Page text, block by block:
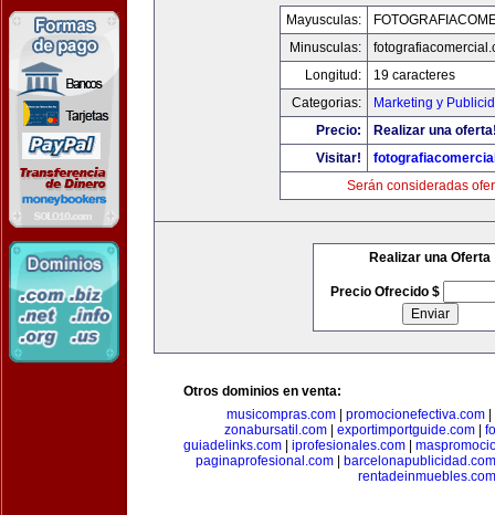
Mayusculas:
Minusculas:
Longitud:
19 caracteres
Categorias:
Marketing y
Precio:
Realizar una
Visitar!
Serán consideradas
Realizar una Oferta
Precio Ofrecido $
Otros dominios en venta:
musicompras.com
promocionefectiva.com
zonabursatil.com
exportimportguide.com
guiadelinks.com
iprofesionales.com
paginaprofesional.com|
barcelonapublicidad.com
rentadeinmuebles.com